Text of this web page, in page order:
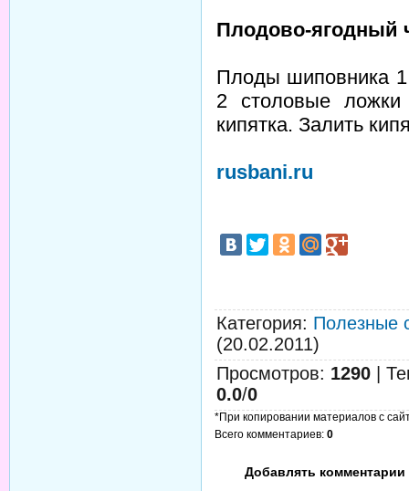
Плодово-ягодный
Плоды шиповника 1
2 столовые
кипятка. Залить
rusbani.ru
Категория: Полезные
(20.02.2011)
Просмотров: 1290
0.0/0
*При копировании материалов с
Всего комментариев: 0
Добавлять комментарии